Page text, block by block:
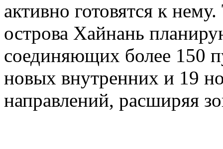
активно готовятся к
острова Хайнань
соединяющих более 150
новых внутренних и 19
направлений, расширяя